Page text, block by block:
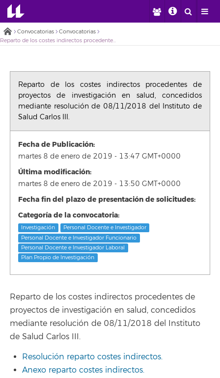
Convocatorias
Convocatorias
Reparto de los costes indirectos procedentes de proyectos de investigación en salud, concedidos mediante resolución de 08/11/2018 del Instituto de Salud Carlos III.
Reparto de los costes indirectos procedentes de
proyectos de investigación en salud, concedidos
mediante resolución de 08/11/2018 del Instituto de
Salud Carlos III.
Fecha de Publicación:
martes 8 de enero de 2019 - 13:47 GMT+0000
Última modificación:
martes 8 de enero de 2019 - 13:50 GMT+0000
Fecha fin del plazo de presentación de solicitudes:
Categoría de la convocatoria:
Investigación
Personal Docente e Investigador
Personal Docente e Investigador Funcionario
Personal Docente e Investigador Laboral
Plan Propio de Investigación
Reparto de los costes indirectos procedentes de
proyectos de investigación en salud, concedidos
mediante resolución de 08/11/2018 del Instituto
de Salud Carlos III.
Resolución reparto costes indirectos.
Anexo reparto costes indirectos.